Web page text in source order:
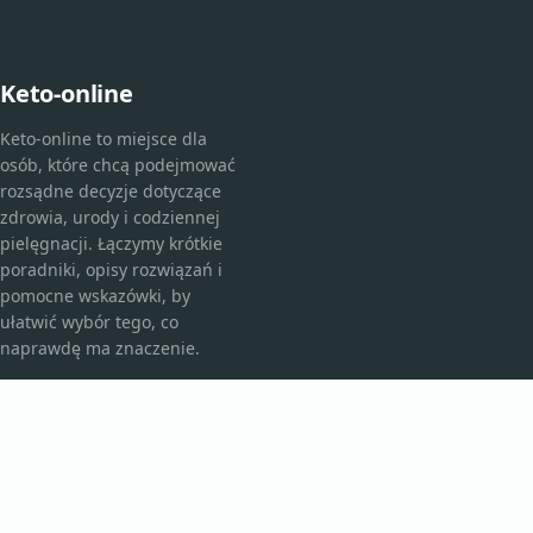
Keto-online
Keto-online to miejsce dla
osób, które chcą podejmować
rozsądne decyzje dotyczące
zdrowia, urody i codziennej
pielęgnacji. Łączymy krótkie
poradniki, opisy rozwiązań i
pomocne wskazówki, by
ułatwić wybór tego, co
naprawdę ma znaczenie.